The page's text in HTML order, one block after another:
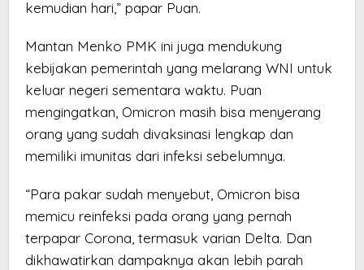
kemudian hari,” papar Puan.
Mantan Menko PMK ini juga mendukung
kebijakan pemerintah yang melarang WNI untuk
keluar negeri sementara waktu. Puan
mengingatkan, Omicron masih bisa menyerang
orang yang sudah divaksinasi lengkap dan
memiliki imunitas dari infeksi sebelumnya.
“Para pakar sudah menyebut, Omicron bisa
memicu reinfeksi pada orang yang pernah
terpapar Corona, termasuk varian Delta. Dan
dikhawatirkan dampaknya akan lebih parah